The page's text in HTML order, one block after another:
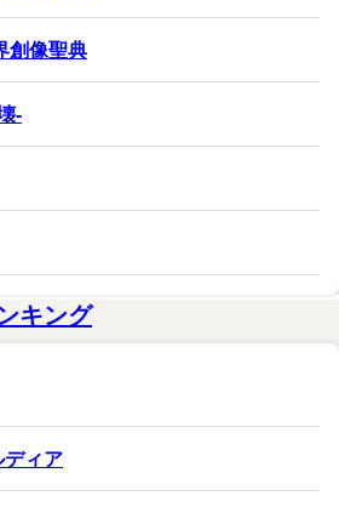
創像聖典
-
キング
ディア